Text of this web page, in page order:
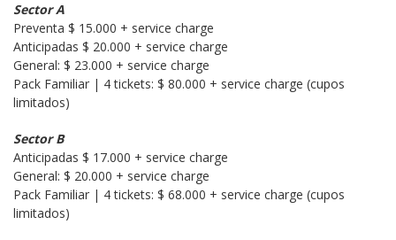
Sector A
Preventa $ 15.000 + service charge
Anticipadas $ 20.000 + service charge
General: $ 23.000 + service charge
Pack Familiar | 4 tickets: $ 80.000 + service charge (cupos
limitados)
Sector B
Anticipadas $ 17.000 + service charge
General: $ 20.000 + service charge
Pack Familiar | 4 tickets: $ 68.000 + service charge (cupos
limitados)